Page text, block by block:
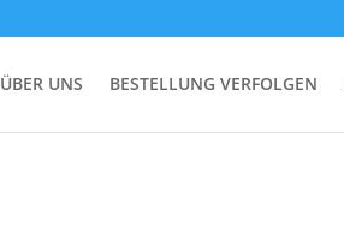
ÜBER UNS BESTELLUNG VERFOLGEN